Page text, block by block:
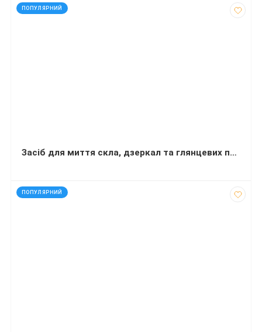
ПОПУЛЯРНИЙ
код: 32458
Засіб для миття скла, дзеркал та глянцевих поверхонь Balu Glass 500 мл
ПОПУЛЯРНИЙ
код: 12711